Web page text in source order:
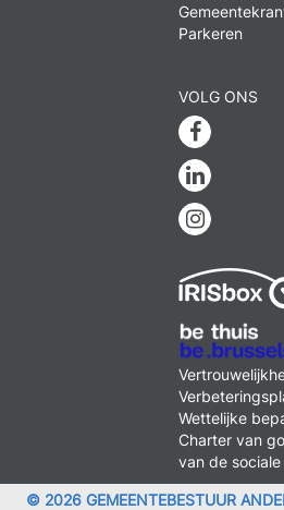
Parkeren
VOLG ONS
Linkedin
MENU
FOOTER
LEGAL
Wettelijke
Charter van
van de
© 2026 GEMEENTEBESTUUR